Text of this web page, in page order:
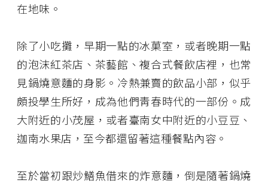
在地味。
除了小吃攤，早期一點的冰菓室，或者晚期一點
的泡沫紅茶店、茶藝館、複合式餐飲店裡，也常
見鍋燒意麵的身影。冷熱兼賣的飲品小部，似乎
頗投學生所好，成為他們靑春時代的一部份。成
大附近的小茂屋，或者臺南女中附近的小豆豆、
迦南水果店，至今都還留著這種餐點內容。
至於當初跟炒鱔魚借來的炸意麵，倒是隨著鍋燒